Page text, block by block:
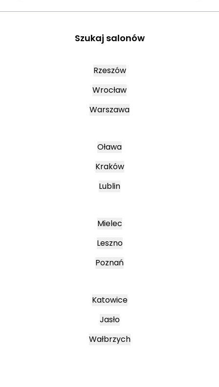
Szukaj salonów
Rzeszów
Wrocław
Warszawa
Oława
Kraków
Lublin
Mielec
Leszno
Poznań
Katowice
Jasło
Wałbrzych